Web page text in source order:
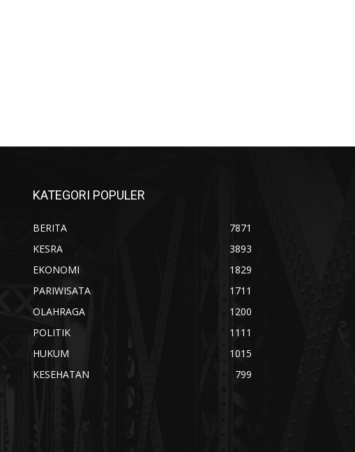
KATEGORI POPULER
BERITA
7871
KESRA
3893
EKONOMI
1829
PARIWISATA
1711
OLAHRAGA
1200
POLITIK
1111
HUKUM
1015
KESEHATAN
799